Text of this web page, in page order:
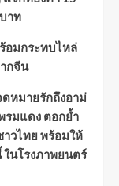
าท
อมกระทบไหล่
กจีน
ดหมายรักถึงอาม่
รมแดง ตอกย้ำ
วไทย พร้อมให้
นโรงภาพยนตร์